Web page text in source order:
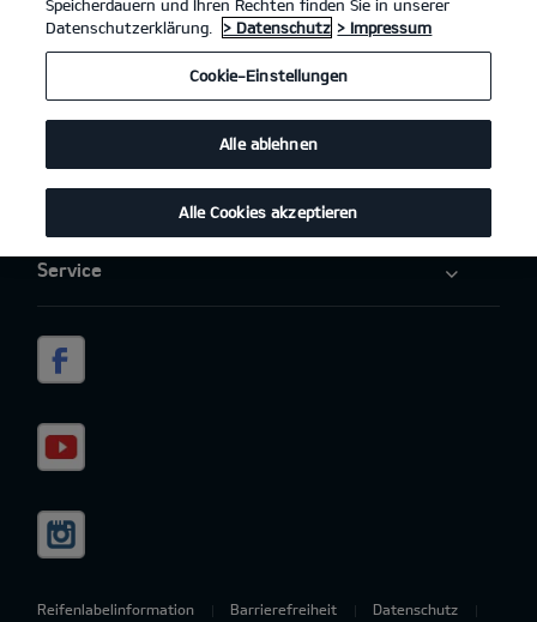
Elektromobilität
Aktuelles
Über uns
Service
Reifenlabelinformation Barrierefreiheit Datenschutz
Speicherdauern und Ihren Rechten finden Sie in unserer
Datenschutzerklärung.
> Datenschutz > Impressum
Cookie-Einstellungen
Alle ablehnen
Alle Cookies akzeptieren